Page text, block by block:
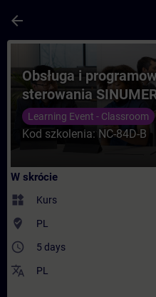
arrow_back
Kurs - Obsługa i
Obsługa i
sterowania
kurs podstawowy
Learning Event - Classroom
Kod szkolenia: NC-84D-B
W skrócie
widgets Kurs
where_to_vote PL
access_time 5 days
translate PL